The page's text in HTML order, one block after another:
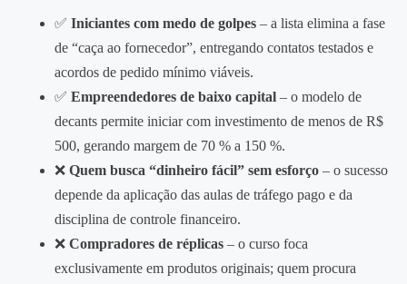
✅ Iniciantes com medo de golpes – a lista elimina a fase
de “caça ao fornecedor”, entregando contatos testados e
acordos de pedido mínimo viáveis.
✅ Empreendedores de baixo capital – o modelo de
decants permite iniciar com investimento de menos de R$
500, gerando margem de 70 % a 150 %.
❌ Quem busca “dinheiro fácil” sem esforço – o sucesso
depende da aplicação das aulas de tráfego pago e da
disciplina de controle financeiro.
❌ Compradores de réplicas – o curso foca
exclusivamente em produtos originais; quem procura